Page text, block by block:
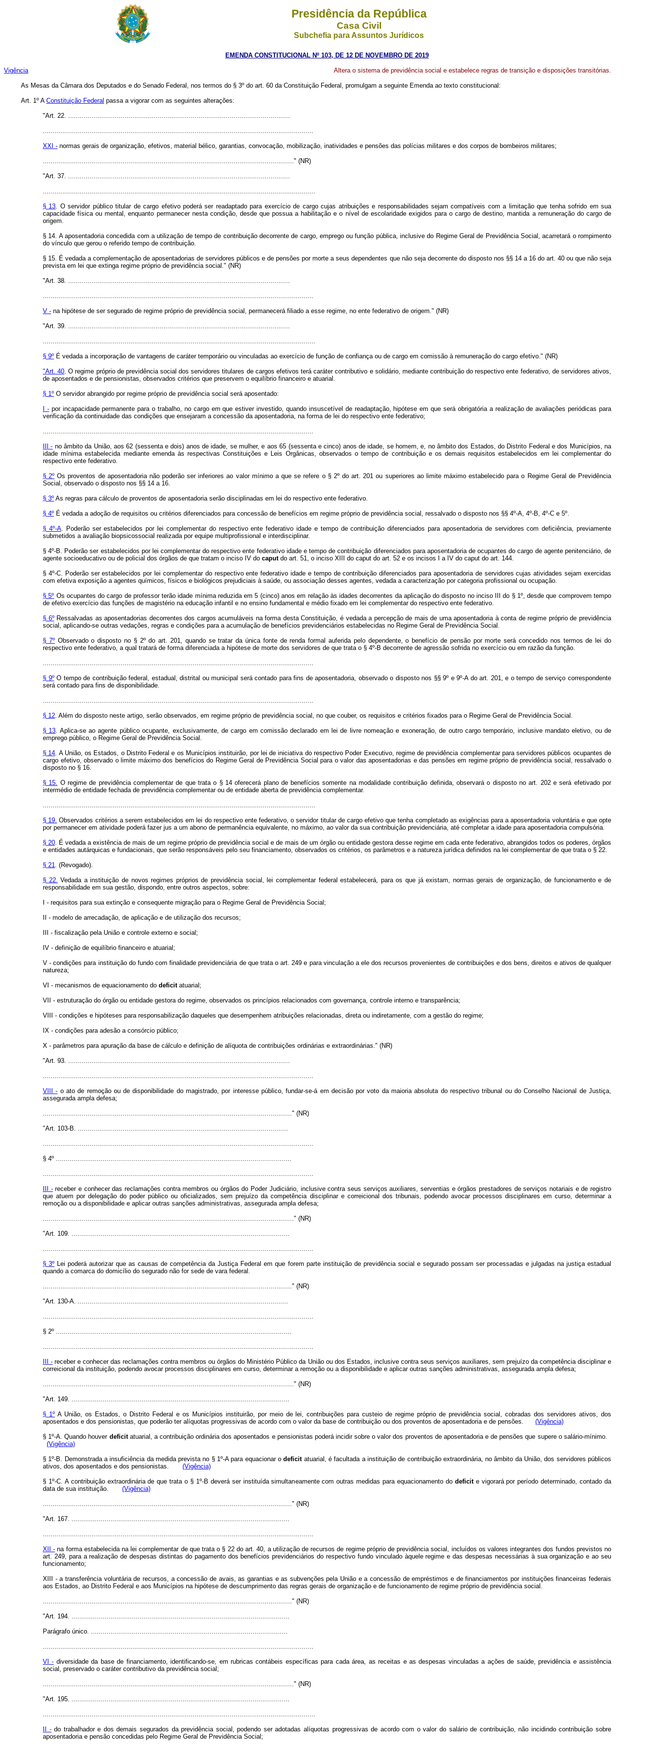
Presidência da República
Casa Civil
Subchefia para Assuntos Jurídicos
EMENDA CONSTITUCIONAL Nº 103, DE 12 DE NOVEMBRO DE 2019
Vigência Altera o sistema de previdência social e estabelece regras de transição e disposições transitórias.
As Mesas da Câmara dos Deputados e do Senado Federal, nos termos do § 3º do art. 60 da Constituição Federal, promulgam a seguinte Emenda ao texto constitucional:
Art. 1º A Constituição Federal passa a vigorar com as seguintes alterações:
"Art. 22. ..................................................................................................................
...........................................................................................................................................
XXI - normas gerais de organização, efetivos, material bélico, garantias, convocação, mobilização, inatividades e pensões das polícias militares e dos corpos de bombeiros militares;
................................................................................................................................." (NR)
"Art. 37. ..................................................................................................................
............................................................................................................................................
§ 13. O servidor público titular de cargo efetivo poderá ser readaptado para exercício de cargo cujas atribuições e responsabilidades sejam compatíveis com a limitação que tenha sofrido em sua
capacidade física ou mental, enquanto permanecer nesta condição, desde que possua a habilitação e o nível de escolaridade exigidos para o cargo de destino, mantida a remuneração do cargo de
origem.
§ 14. A aposentadoria concedida com a utilização de tempo de contribuição decorrente de cargo, emprego ou função pública, inclusive do Regime Geral de Previdência Social, acarretará o rompimento
do vínculo que gerou o referido tempo de contribuição.
§ 15. É vedada a complementação de aposentadorias de servidores públicos e de pensões por morte a seus dependentes que não seja decorrente do disposto nos §§ 14 a 16 do art. 40 ou que não seja
prevista em lei que extinga regime próprio de previdência social." (NR)
"Art. 38. ..................................................................................................................
...........................................................................................................................................
V - na hipótese de ser segurado de regime próprio de previdência social, permanecerá filiado a esse regime, no ente federativo de origem." (NR)
"Art. 39. ..................................................................................................................
............................................................................................................................................
§ 9º É vedada a incorporação de vantagens de caráter temporário ou vinculadas ao exercício de função de confiança ou de cargo em comissão à remuneração do cargo efetivo." (NR)
"Art. 40. O regime próprio de previdência social dos servidores titulares de cargos efetivos terá caráter contributivo e solidário, mediante contribuição do respectivo ente federativo, de servidores ativos,
de aposentados e de pensionistas, observados critérios que preservem o equilíbrio financeiro e atuarial.
§ 1º O servidor abrangido por regime próprio de previdência social será aposentado:
I -por incapacidade permanente para o trabalho, no cargo em que estiver investido, quando insuscetível de readaptação, hipótese em que será obrigatória a realização de avaliações periódicas para
verificação da continuidade das condições que ensejaram a concessão da aposentadoria, na forma de lei do respectivo ente federativo;
...........................................................................................................................................
III - no âmbito da União, aos 62 (sessenta e dois) anos de idade, se mulher, e aos 65 (sessenta e cinco) anos de idade, se homem, e, no âmbito dos Estados, do Distrito Federal e dos Municípios, na
idade mínima estabelecida mediante emenda às respectivas Constituições e Leis Orgânicas, observados o tempo de contribuição e os demais requisitos estabelecidos em lei complementar do
respectivo ente federativo.
§ 2º Os proventos de aposentadoria não poderão ser inferiores ao valor mínimo a que se refere o § 2º do art. 201 ou superiores ao limite máximo estabelecido para o Regime Geral de Previdência
Social, observado o disposto nos §§ 14 a 16.
§ 3º As regras para cálculo de proventos de aposentadoria serão disciplinadas em lei do respectivo ente federativo.
§ 4º É vedada a adoção de requisitos ou critérios diferenciados para concessão de benefícios em regime próprio de previdência social, ressalvado o disposto nos §§ 4º-A, 4º-B, 4º-C e 5º.
§ 4º-A. Poderão ser estabelecidos por lei complementar do respectivo ente federativo idade e tempo de contribuição diferenciados para aposentadoria de servidores com deficiência, previamente
submetidos a avaliação biopsicossocial realizada por equipe multiprofissional e interdisciplinar.
§ 4º-B. Poderão ser estabelecidos por lei complementar do respectivo ente federativo idade e tempo de contribuição diferenciados para aposentadoria de ocupantes do cargo de agente penitenciário, de
agente socioeducativo ou de policial dos órgãos de que tratam o inciso IV do caput do art. 51, o inciso XIII do caput do art. 52 e os incisos I a IV do caput do art. 144.
§ 4º-C. Poderão ser estabelecidos por lei complementar do respectivo ente federativo idade e tempo de contribuição diferenciados para aposentadoria de servidores cujas atividades sejam exercidas
com efetiva exposição a agentes químicos, físicos e biológicos prejudiciais à saúde, ou associação desses agentes, vedada a caracterização por categoria profissional ou ocupação.
§ 5º Os ocupantes do cargo de professor terão idade mínima reduzida em 5 (cinco) anos em relação às idades decorrentes da aplicação do disposto no inciso III do § 1º, desde que comprovem tempo
de efetivo exercício das funções de magistério na educação infantil e no ensino fundamental e médio fixado em lei complementar do respectivo ente federativo.
§ 6ºRessalvadas as aposentadorias decorrentes dos cargos acumuláveis na forma desta Constituição, é vedada a percepção de mais de uma aposentadoria à conta de regime próprio de previdência
social, aplicando-se outras vedações, regras e condições para a acumulação de benefícios previdenciários estabelecidas no Regime Geral de Previdência Social.
§ 7ºObservado o disposto no § 2º do art. 201, quando se tratar da única fonte de renda formal auferida pelo dependente, o benefício de pensão por morte será concedido nos termos de lei do
respectivo ente federativo, a qual tratará de forma diferenciada a hipótese de morte dos servidores de que trata o § 4º-B decorrente de agressão sofrida no exercício ou em razão da função.
...........................................................................................................................................
§ 9ºO tempo de contribuição federal, estadual, distrital ou municipal será contado para fins de aposentadoria, observado o disposto nos §§ 9º e 9º-A do art. 201, e o tempo de serviço correspondente
será contado para fins de disponibilidade.
...........................................................................................................................................
§ 12. Além do disposto neste artigo, serão observados, em regime próprio de previdência social, no que couber, os requisitos e critérios fixados para o Regime Geral de Previdência Social.
§ 13. Aplica-se ao agente público ocupante, exclusivamente, de cargo em comissão declarado em lei de livre nomeação e exoneração, de outro cargo temporário, inclusive mandato eletivo, ou de
emprego público, o Regime Geral de Previdência Social.
§ 14. A União, os Estados, o Distrito Federal e os Municípios instituirão, por lei de iniciativa do respectivo Poder Executivo, regime de previdência complementar para servidores públicos ocupantes de
cargo efetivo, observado o limite máximo dos benefícios do Regime Geral de Previdência Social para o valor das aposentadorias e das pensões em regime próprio de previdência social, ressalvado o
disposto no § 16.
§ 15. O regime de previdência complementar de que trata o § 14 oferecerá plano de benefícios somente na modalidade contribuição definida, observará o disposto no art. 202 e será efetivado por
intermédio de entidade fechada de previdência complementar ou de entidade aberta de previdência complementar.
............................................................................................................................................
§ 19. Observados critérios a serem estabelecidos em lei do respectivo ente federativo, o servidor titular de cargo efetivo que tenha completado as exigências para a aposentadoria voluntária e que opte
por permanecer em atividade poderá fazer jus a um abono de permanência equivalente, no máximo, ao valor da sua contribuição previdenciária, até completar a idade para aposentadoria compulsória.
§ 20. É vedada a existência de mais de um regime próprio de previdência social e de mais de um órgão ou entidade gestora desse regime em cada ente federativo, abrangidos todos os poderes, órgãos
e entidades autárquicas e fundacionais, que serão responsáveis pelo seu financiamento, observados os critérios, os parâmetros e a natureza jurídica definidos na lei complementar de que trata o § 22.
§ 21. (Revogado).
§ 22. Vedada a instituição de novos regimes próprios de previdência social, lei complementar federal estabelecerá, para os que já existam, normas gerais de organização, de funcionamento e de
responsabilidade em sua gestão, dispondo, entre outros aspectos, sobre:
I - requisitos para sua extinção e consequente migração para o Regime Geral de Previdência Social;
II - modelo de arrecadação, de aplicação e de utilização dos recursos;
III - fiscalização pela União e controle externo e social;
IV - definição de equilíbrio financeiro e atuarial;
V - condições para instituição do fundo com finalidade previdenciária de que trata o art. 249 e para vinculação a ele dos recursos provenientes de contribuições e dos bens, direitos e ativos de qualquer
natureza;
VI - mecanismos de equacionamento do deficit atuarial;
VII - estruturação do órgão ou entidade gestora do regime, observados os princípios relacionados com governança, controle interno e transparência;
VIII - condições e hipóteses para responsabilização daqueles que desempenhem atribuições relacionadas, direta ou indiretamente, com a gestão do regime;
IX - condições para adesão a consórcio público;
X - parâmetros para apuração da base de cálculo e definição de alíquota de contribuições ordinárias e extraordinárias." (NR)
"Art. 93. ..................................................................................................................
...........................................................................................................................................
VIII - o ato de remoção ou de disponibilidade do magistrado, por interesse público, fundar-se-á em decisão por voto da maioria absoluta do respectivo tribunal ou do Conselho Nacional de Justiça,
assegurada ampla defesa;
................................................................................................................................" (NR)
"Art. 103-B. ............................................................................................................
...........................................................................................................................................
§ 4º .........................................................................................................................
...........................................................................................................................................
III -receber e conhecer das reclamações contra membros ou órgãos do Poder Judiciário, inclusive contra seus serviços auxiliares, serventias e órgãos prestadores de serviços notariais e de registro
que atuem por delegação do poder público ou oficializados, sem prejuízo da competência disciplinar e correicional dos tribunais, podendo avocar processos disciplinares em curso, determinar a
remoção ou a disponibilidade e aplicar outras sanções administrativas, assegurada ampla defesa;
................................................................................................................................." (NR)
"Art. 109. ................................................................................................................
...........................................................................................................................................
§ 3º Lei poderá autorizar que as causas de competência da Justiça Federal em que forem parte instituição de previdência social e segurado possam ser processadas e julgadas na justiça estadual
quando a comarca do domicílio do segurado não for sede de vara federal.
................................................................................................................................" (NR)
"Art. 130-A. ............................................................................................................
...........................................................................................................................................
§ 2º .........................................................................................................................
...........................................................................................................................................
III - receber e conhecer das reclamações contra membros ou órgãos do Ministério Público da União ou dos Estados, inclusive contra seus serviços auxiliares, sem prejuízo da competência disciplinar e
correicional da instituição, podendo avocar processos disciplinares em curso, determinar a remoção ou a disponibilidade e aplicar outras sanções administrativas, assegurada ampla defesa;
................................................................................................................................." (NR)
"Art. 149. ................................................................................................................
§ 1ºA União, os Estados, o Distrito Federal e os Municípios instituirão, por meio de lei, contribuições para custeio de regime próprio de previdência social, cobradas dos servidores ativos, dos
aposentados e dos pensionistas, que poderão ter alíquotas progressivas de acordo com o valor da base de contribuição ou dos proventos de aposentadoria e de pensões.
(Vigência)
§ 1º-A. Quando houver deficit atuarial, a contribuição ordinária dos aposentados e pensionistas poderá incidir sobre o valor dos proventos de aposentadoria e de pensões que supere o salário-mínimo.
(Vigência)
§ 1º-B. Demonstrada a insuficiência da medida prevista no § 1º-A para equacionar odeficit atuarial, é facultada a instituição de contribuição extraordinária, no âmbito da União, dos servidores públicos
ativos, dos aposentados e dos pensionistas.
(Vigência)
§ 1º-C. A contribuição extraordinária de que trata o § 1º-B deverá ser instituída simultaneamente com outras medidas para equacionamento do deficit e vigorará por período determinado, contado da
data de sua instituição.
(Vigência)
................................................................................................................................" (NR)
"Art. 167. ................................................................................................................
...........................................................................................................................................
XII - na forma estabelecida na lei complementar de que trata o § 22 do art. 40, a utilização de recursos de regime próprio de previdência social, incluídos os valores integrantes dos fundos previstos no
art. 249, para a realização de despesas distintas do pagamento dos benefícios previdenciários do respectivo fundo vinculado àquele regime e das despesas necessárias à sua organização e ao seu
funcionamento;
XIII - a transferência voluntária de recursos, a concessão de avais, as garantias e as subvenções pela União e a concessão de empréstimos e de financiamentos por instituições financeiras federais
aos Estados, ao Distrito Federal e aos Municípios na hipótese de descumprimento das regras gerais de organização e de funcionamento de regime próprio de previdência social.
................................................................................................................................" (NR)
"Art. 194. ................................................................................................................
Parágrafo único. .....................................................................................................
...........................................................................................................................................
VI - diversidade da base de financiamento, identificando-se, em rubricas contábeis específicas para cada área, as receitas e as despesas vinculadas a ações de saúde, previdência e assistência
social, preservado o caráter contributivo da previdência social;
................................................................................................................................." (NR)
"Art. 195. ................................................................................................................
............................................................................................................................................
II -do trabalhador e dos demais segurados da previdência social, podendo ser adotadas alíquotas progressivas de acordo com o valor do salário de contribuição, não incidindo contribuição sobre
aposentadoria e pensão concedidas pelo Regime Geral de Previdência Social;